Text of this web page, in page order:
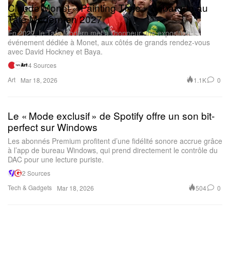
Art
Claude Monet « Painting Time » débarque au
Tate Modern en 2027
En 2027, le Tate Modern met à l’honneur une exposition
événement dédiée à Monet, aux côtés de grands rendez-vous
avec David Hockney et Baya.
4 Sources
Mar 18, 2026
1.1K 0
Tech & Gadgets
Le « Mode exclusif » de Spotify offre un son bit-
perfect sur Windows
Les abonnés Premium profitent d’une fidélité sonore accrue grâce
à l’app de bureau Windows, qui prend directement le contrôle du
DAC pour une lecture puriste.
2 Sources
Mar 18, 2026
504 0